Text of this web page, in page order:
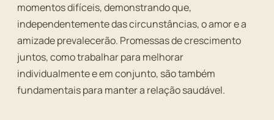
momentos difíceis, demonstrando que,
independentemente das circunstâncias, o amor e a
amizade prevalecerão. Promessas de crescimento
juntos, como trabalhar para melhorar
individualmente e em conjunto, são também
fundamentais para manter a relação saudável.